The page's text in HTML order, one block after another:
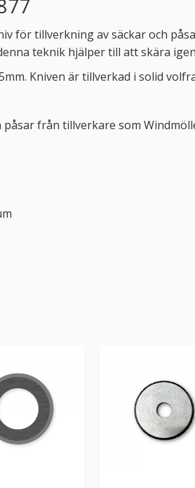
för tillverkning av säckar och
teknik hjälper till att skära
Kniven är tillverkad i solid
från tillverkare som